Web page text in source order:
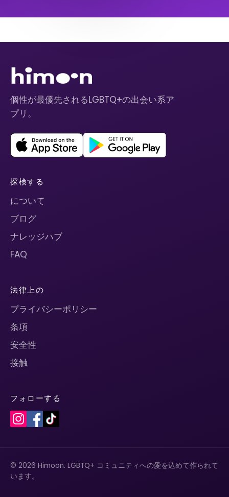
個性が最優先されるLGBTQ+の出会い系ア
プリ。
探検する
について
ブログ
ナレッジハブ
FAQ
法律上の
プライバシーポリシー
条項
安全性
接触
フォローする
© 2026 Himoon. LGBTQ+ コミュニティへの愛を込めて作られて
います。